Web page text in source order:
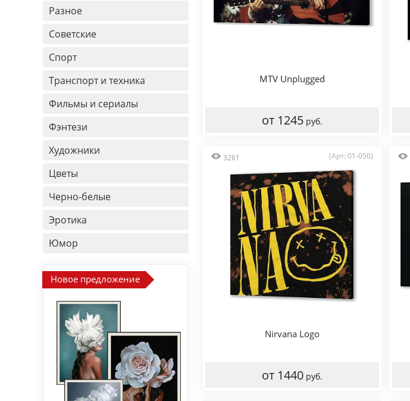
Разное
Советские
Спорт
Транспорт и техника
Фильмы и сериалы
Фэнтези
Художники
Цветы
Черно-белые
Эротика
Юмор
Новое предложение
MTV Unplugged
от 1245 руб.
3261 (Арт: 01-050)
Nirvana Logo
от 1440 руб.